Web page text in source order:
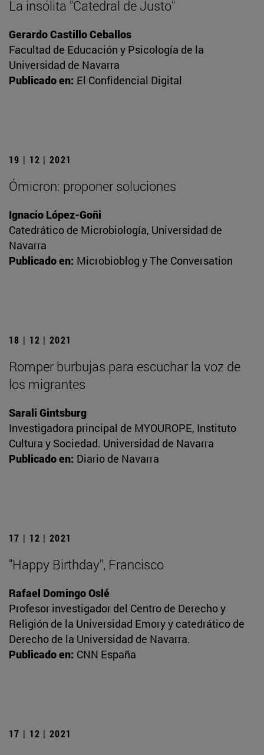
La insólita "Catedral de Justo"
Gerardo Castillo Ceballos
Facultad de Educación y Psicología de la
Universidad de Navarra
Publicado en: El Confidencial Digital
19 | 12 | 2021
Ómicron: proponer soluciones
Ignacio López-Goñi
Catedrático de Microbiología, Universidad de
Navarra
Publicado en: Microbioblog y The Conversation
18 | 12 | 2021
Romper burbujas para escuchar la voz de
los migrantes
Sarali Gintsburg
Investigadora principal de MYOUROPE, Instituto
Cultura y Sociedad. Universidad de Navarra
Publicado en: Diario de Navarra
17 | 12 | 2021
"Happy Birthday", Francisco
Rafael Domingo Oslé
Profesor investigador del Centro de Derecho y
Religión de la Universidad Emory y catedrático de
Derecho de la Universidad de Navarra.
Publicado en: CNN España
17 | 12 | 2021